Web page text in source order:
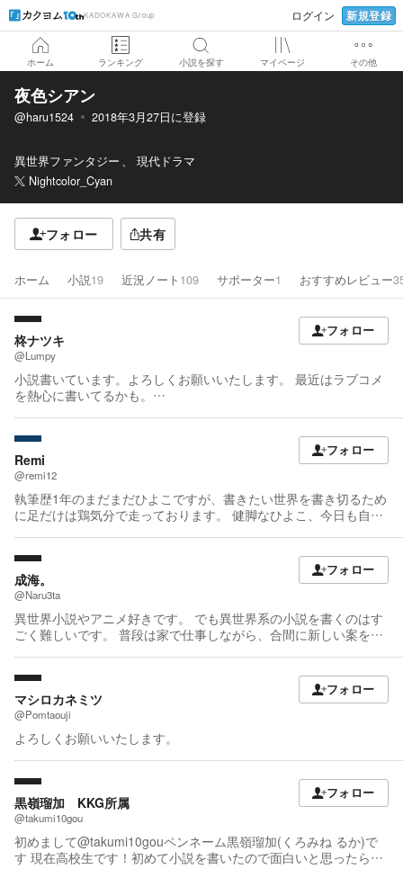
KADOKAWA Group ログイン 新規登録
ホーム ランキング 小説を探す マイページ その他
夜色シアン
@haru1524 2018年3月27日に登録
異世界ファンタジー
現代ドラマ
Nightcolor_Cyan
フォロー 共有
ホーム 小説19 近況ノート 109 サポーター1 おすすめレビュー
柊ナツキ
@Lumpy
小説書いています。よろしくお願いいたします。 最近はラブコメ
を熱心に書いてるかも。
フォロー
Remi
@remi12
執筆歴1年のまだまだひよこですが、書きたい世界を書き切るため
に足だけは鶏気分で走っております。 健脚なひよこ、今日も自分
えられたら——。 投稿作品は、後から加筆・修正を行うことがあ
ります。 その際は、近況ノートにてお知らせいたします。 ♡ ☆
コメント・レビュー・フォローなど頂けると、とても励みになり
ます。 ※明らかに読まずに足跡を残したと感じられる場合、こち
らからの読み返しは控えさせていただきます。あらかじめご了承
ください。 投稿している作品は全て無断転載を禁止します。 ※商
業化や書籍化のお話なども歓迎しております。ご連絡は旧
Twitter(@Remimozikaki)または「remi.gunnsei@gmail.com」にお
願いいたします。
フォロー
成海。
@Naru3ta
異世界小説やアニメ好きです。 でも異世界系の小説を書くのはす
ごく難しいです。 普段は家で仕事しながら、合間に新しい案を考
フォロー
マシロカネミツ
@Pomtaouji
よろしくお願いいたします。
フォロー
黒嶺瑠加 KKG所属
@takumi10gou
初めまして@takumi10gouペンネーム黒嶺瑠加(くろみね るか)で
す 現在高校生です！初めて小説を書いたので面白いと思ったらフ
フォロー